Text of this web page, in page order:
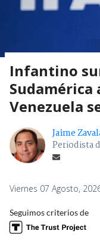
Infantino
Sudamérica
Venezuela
Jaime
Periodista
Viernes 07 Agosto,
Seguimos criterios de